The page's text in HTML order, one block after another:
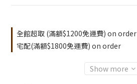
全館超取 (滿額$1200免運費) on order
宅配(滿額$1800免運費) on order
Show more